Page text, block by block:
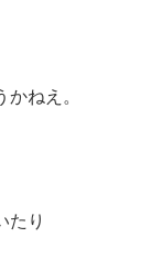
ねえ。
たり